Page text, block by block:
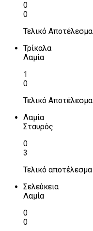
0
0
Τελικό Αποτέλεσμα
Τρίκαλα
Λαμία
1
0
Τελικό Αποτέλεσμα
Λαμία
Σταυρός
0
3
Τελικό αποτέλεσμα
Σελεύκεια
Λαμία
0
0